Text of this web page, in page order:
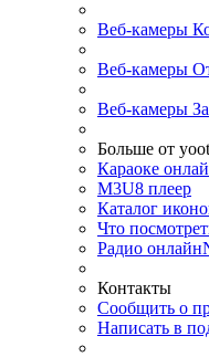
Веб-камеры
Веб-камеры
Веб-камеры
Больше от
Караоке
M3U8 плеер
Каталог
Что
Радио онлайн
Контакты
Сообщить о
Написать в